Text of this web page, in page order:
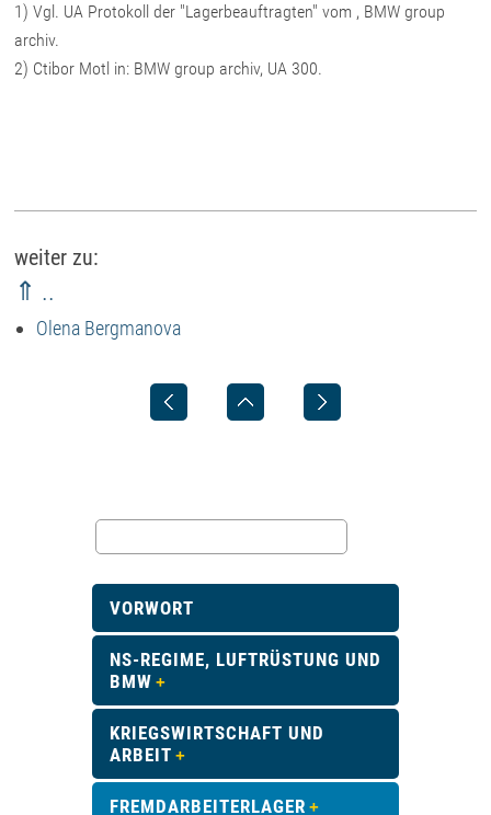
1) Vgl. UA Protokoll der "Lagerbeauftragten" vom , BMW group
archiv.
2) Ctibor Motl in: BMW group archiv, UA 300.
weiter zu:
⇑ ..
Olena Bergmanova
VORWORT
NS-REGIME, LUFTRÜSTUNG UND
BMW
KRIEGSWIRTSCHAFT UND
ARBEIT
FREMDARBEITERLAGER